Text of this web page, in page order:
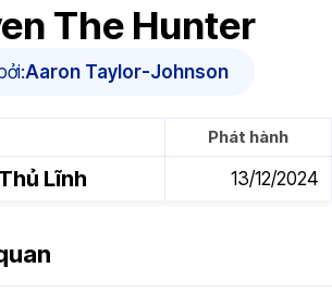
The Hunter
Aaron Taylor-Johnson
Phát hành
Lĩnh 13/12/2024